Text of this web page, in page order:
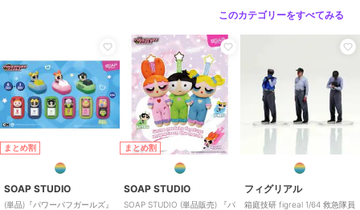
このカテゴリーをすべてみる
まとめ割
SOAP STUDIO
(単品)『パワーパフガールズ』
まとめ割
SOAP STUDIO
SOAP STUDIO (単品販売) 『パ
フィグリアル
箱庭技研 figreal 1/64 救急隊員